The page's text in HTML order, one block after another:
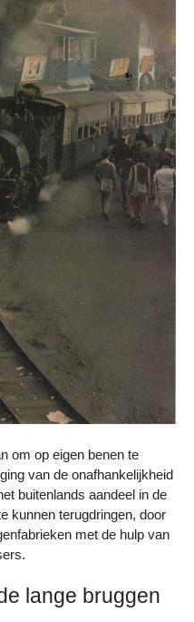
om op eigen benen te
van de onafhankelijkheid
buitenlands aandeel in de
kunnen terugdringen, door
met de hulp van
lange bruggen